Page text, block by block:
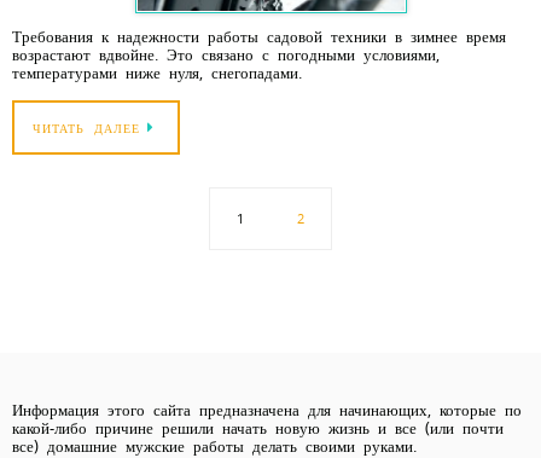
Требования к надежности работы садовой техники в зимнее время
возрастают вдвойне. Это связано с погодными условиями,
температурами ниже нуля, снегопадами.
ЧИТАТЬ ДАЛЕЕ
1 2
Информация этого сайта предназначена для начинающих, которые по
какой-либо причине решили начать новую жизнь и все (или почти
все) домашние мужские работы делать своими руками.